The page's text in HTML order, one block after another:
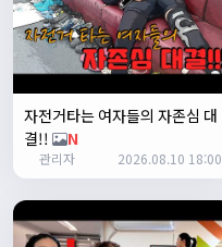
쏭박17:24:22
사진 업로드 테스트
쏭박17:24:35
테스트 완료입니다 :)
자전거타는 여자들의 자존심 대
결!!
N
관리자 2026.08.10 18:00